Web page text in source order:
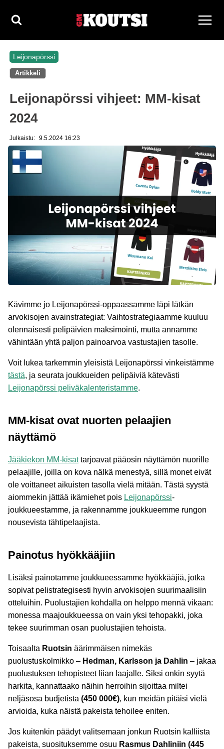
sisältöön
Leijonapörssi
Artikkeli
Leijonapörssi vihjeet: MM-kisat
2024
Julkaistu: 9.5.2024 16:23
Kävimme jo Leijonapörssi-oppaassamme läpi lätkän
arvokisojen avainstrategiat: Vaihtostrategiaamme kuuluu
olennaisesti pelipäivien maksimointi, mutta annamme
vähintään yhtä paljon painoarvoa vastustajien tasolle.
Voit lukea tarkemmin yleisistä Leijonapörssi vinkeistämme
tästä, ja seurata joukkueiden pelipäiviä kätevästi
Leijonapörssi peliväkalenteristamme.
MM-kisat ovat nuorten pelaajien
näyttämö
Jääkiekon MM-kisattarjoavat pääosin näyttämön nuorille
pelaajille, joilla on kova nälkä menestyä, sillä monet eivät
ole voittaneet aikuisten tasolla vielä mitään. Tästä syystä
aiommekin jättää ikämiehet pois Leijonapörssi-
joukkueestamme, ja rakennamme joukkueemme rungon
nousevista tähtipelaajista.
Painotus hyökkääjiin
Lisäksi painotamme joukkueessamme hyökkääjiä, jotka
sopivat pelistrategisesti hyvin arvokisojen suurimaalisiin
otteluihin. Puolustajien kohdalla on helppo mennä vikaan:
monessa maajoukkueessa on vain yksi tehopakki, joka
tekee suurimman osan puolustajien tehoista.
Toisaalta Ruotsin äärimmäisen nimekäs
puolustuskolmikko – Hedman, Karlsson ja Dahlin – jakaa
puolustuksen tehopisteet liian laajalle. Siksi onkin syytä
harkita, kannattaako näihin herroihin sijoittaa miltei
neljäsosa budjetista (450 000€), kun meidän pitäisi vielä
arvioida, kuka näistä pakeista tehoilee eniten.
Jos kuitenkin päädyt valitsemaan jonkun Ruotsin kalliista
pakeista, suosituksemme osuu Rasmus Dahliniin (445